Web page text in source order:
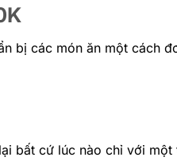
bị các món ăn một cách
bất cứ lúc nào chỉ với